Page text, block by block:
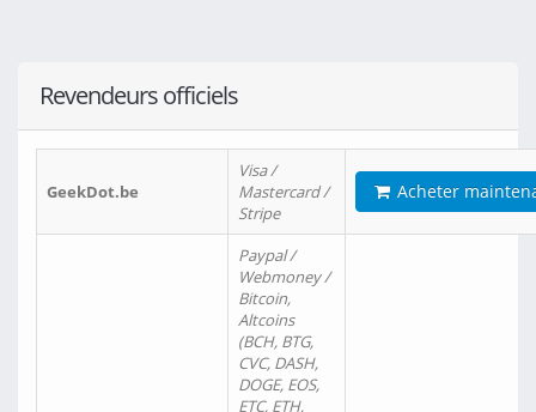
Revendeurs officiels
GeekDot.be
Visa /
Mastercard /
Stripe
Acheter
Paypal /
Webmoney /
Bitcoin,
Altcoins
(BCH, BTG,
CVC, DASH,
DOGE, EOS,
ETC, ETH,